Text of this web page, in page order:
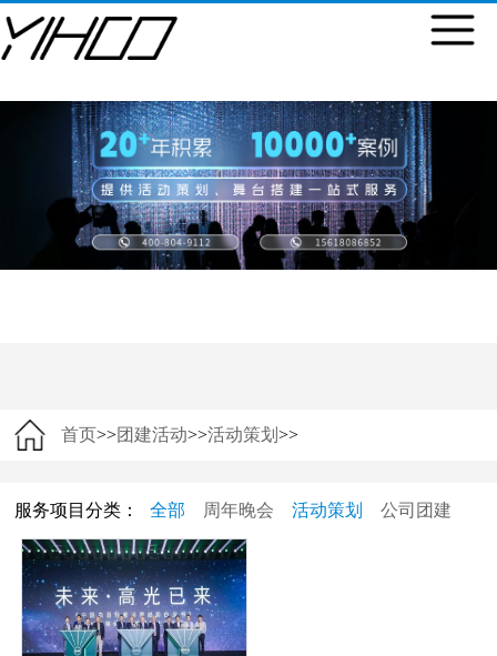
首页>>团建活动>>活动策划>>
服务项目分类： 全部 周年晚会 活动策划 公司团建
开业活动